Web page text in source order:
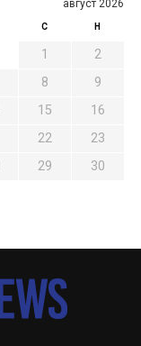
август 2026
С Н
1
2
8
9
15
16
22
23
29
30